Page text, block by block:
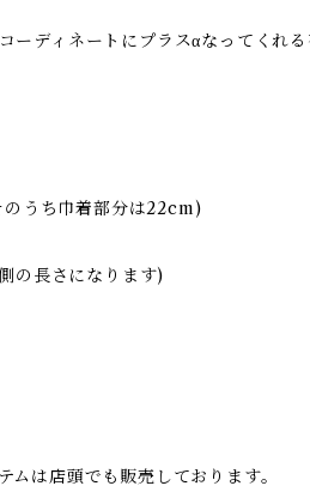
ーディネートにプラスαなってくれ
うち巾着部分は22cm)
の長さになります)
ムは店頭でも販売しております。